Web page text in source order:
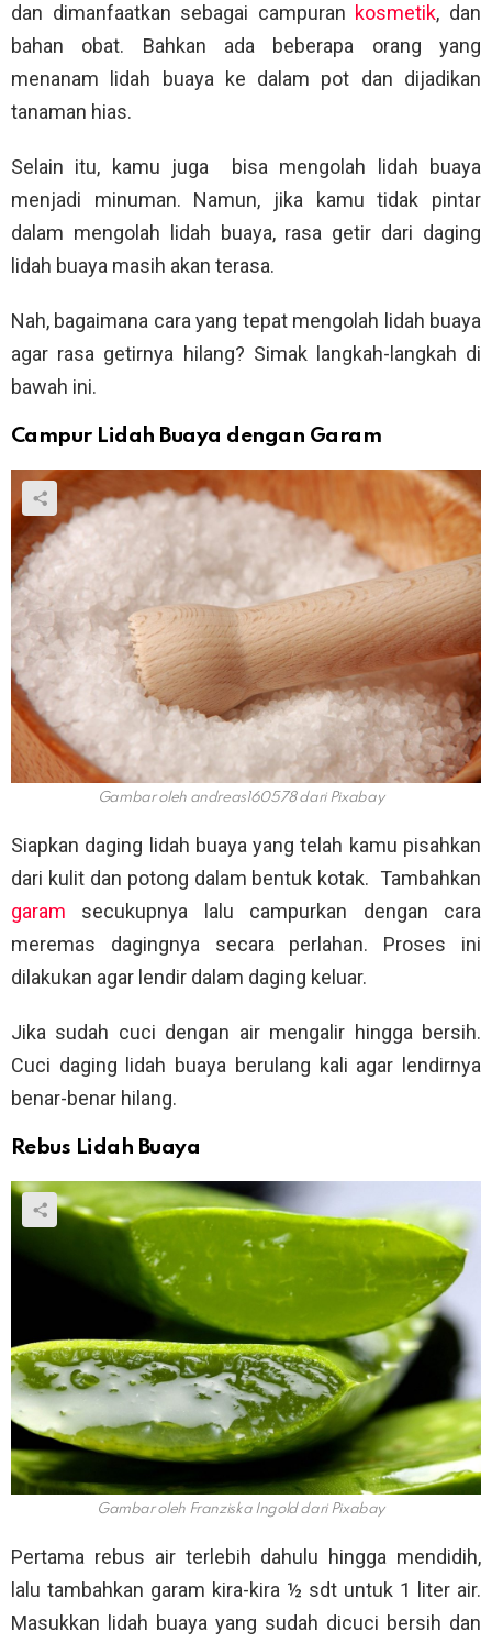
dan dimanfaatkan sebagai campuran kosmetik, dan
bahan obat. Bahkan ada beberapa orang yang
menanam lidah buaya ke dalam pot dan dijadikan
tanaman hias.
Selain itu, kamu juga bisa mengolah lidah buaya
menjadi minuman. Namun, jika kamu tidak pintar
dalam mengolah lidah buaya, rasa getir dari daging
lidah buaya masih akan terasa.
Nah, bagaimana cara yang tepat mengolah lidah buaya
agar rasa getirnya hilang? Simak langkah-langkah di
bawah ini.
Campur Lidah Buaya dengan Garam
Gambar oleh andreas160578 dari Pixabay
Siapkan daging lidah buaya yang telah kamu pisahkan
dari kulit dan potong dalam bentuk kotak. Tambahkan
garam secukupnya lalu campurkan dengan cara
meremas dagingnya secara perlahan. Proses ini
dilakukan agar lendir dalam daging keluar.
Jika sudah cuci dengan air mengalir hingga bersih.
Cuci daging lidah buaya berulang kali agar lendirnya
benar-benar hilang.
Rebus Lidah Buaya
Gambar oleh Franziska Ingold dari Pixabay
Pertama rebus air terlebih dahulu hingga mendidih,
lalu tambahkan garam kira-kira ½ sdt untuk 1 liter air.
Masukkan lidah buaya yang sudah dicuci bersih dan